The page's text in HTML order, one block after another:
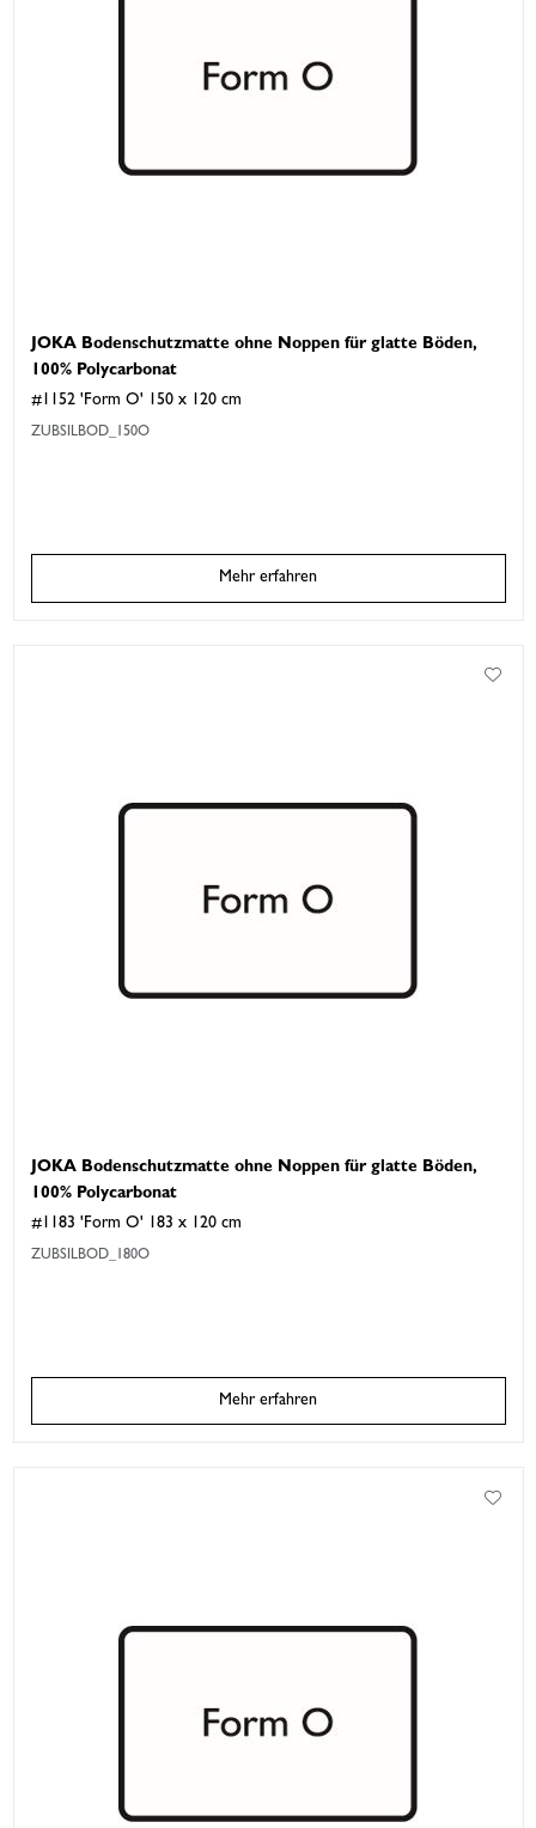
JOKA Bodenschutzmatte ohne Noppen für glatte Böden,
100% Polycarbonat
#1152 'Form O' 150 x 120 cm
ZUBSILBOD_150O
Mehr erfahren
JOKA Bodenschutzmatte ohne Noppen für glatte Böden,
100% Polycarbonat
#1183 'Form O' 183 x 120 cm
ZUBSILBOD_180O
Mehr erfahren